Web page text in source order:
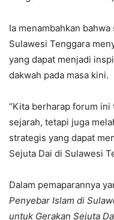
Ia menambahkan
Sulawesi Tenggara
yang dapat menjadi
dakwah pada masa kini.
“Kita berharap forum ini
sejarah, tetapi juga
strategis yang dapat
Sejuta Dai di Sulawesi
Dalam pemaparannya
Penyebar Islam di
untuk Gerakan Sejuta